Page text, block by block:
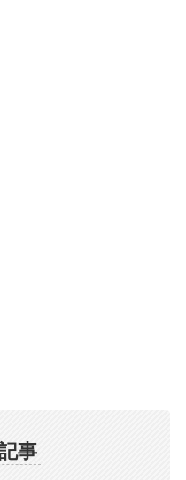
事